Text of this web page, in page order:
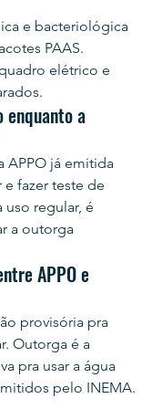
e bacteriológica
PAAS.
elétrico e
enquanto a
APPO já emitida
fazer teste de
regular, é
a outorga
APPO e
provisória pra
Outorga é a
pra usar a água
pelo INEMA.